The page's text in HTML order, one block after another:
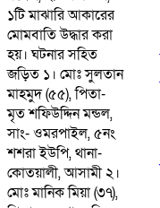
১টি মাঝারি আকারের
মোমবাতি উদ্ধার করা
হয়। ঘটনার সহিত
জড়িত ১। মোঃ সুলতান
মাহমুদ (৫৫), পিতা-
মৃত শফিউদ্দিন মন্ডল,
সাং- ওমরপাইল, ৫নং
শশরা ইউপি, থানা-
কোতয়ালী, আসামী ২।
মোঃ মানিক মিয়া (৩৭),